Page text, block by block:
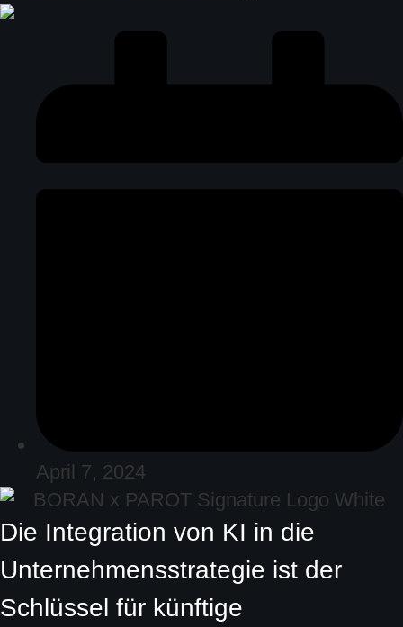
April 7, 2024
Die Integration von KI in die
Unternehmensstrategie ist der
Schlüssel für künftige